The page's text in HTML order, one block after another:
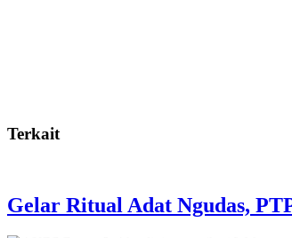
Terkait
Gelar Ritual Adat Ngudas,